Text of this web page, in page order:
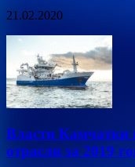
21.02.2020
Власти Камчатки
отрасли за 2019